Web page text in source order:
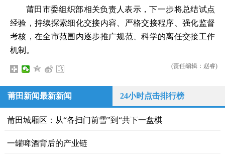
莆田市委组织部相关负责人表示，下一步将总结试点
经验，持续探索细化交接内容、严格交接程序、强化监督
考核，在全市范围内逐步推广规范、科学的离任交接工作
机制。
(责任编辑：赵睿)
莆田新闻最新新闻 24小时点击排行榜
莆田城厢区：从“各扫门前雪”到“共下一盘棋
一罐啤酒背后的产业链